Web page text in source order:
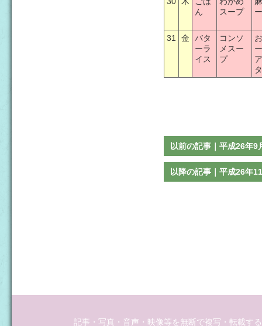
ん
スープ
31 金
バタ
ーラ
イス
コンソ
メスー
プ
以前の記事｜平成26年9
以降の記事｜平成26年
記事・写真・音声・映像等を無断で複写・転載